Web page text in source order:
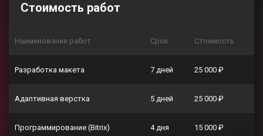
Стоимость работ
Наименование работ Срок Стоимость
Разработка макета 7 дней 25 000 ₽
Адаптивная верстка 5 дней 25 000 ₽
Программирование (Bitrix) 4 дня 15 000 ₽